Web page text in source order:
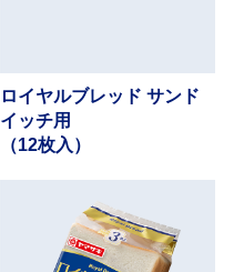
ロイヤルブレッド サンド
イッチ用
（12枚入）